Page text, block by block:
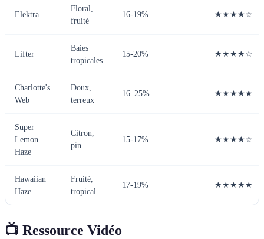
Elektra
Floral,
fruité
16-19% ★★★★☆
Lifter
Baies
tropicales
15-20% ★★★★☆
Charlotte's
Web
Doux,
terreux
16–25% ★★★★★
Super
Lemon
Haze
Citron,
pin
15-17% ★★★★☆
Hawaiian
Haze
Fruité,
tropical
17-19% ★★★★★
📺 Ressource Vidéo